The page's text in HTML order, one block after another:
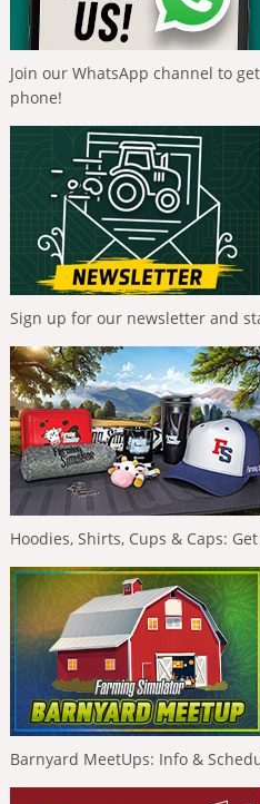
Join our WhatsApp channel to
phone!
Sign up for our newsletter and
Hoodies, Shirts, Cups & Caps:
Barnyard MeetUps: Info &